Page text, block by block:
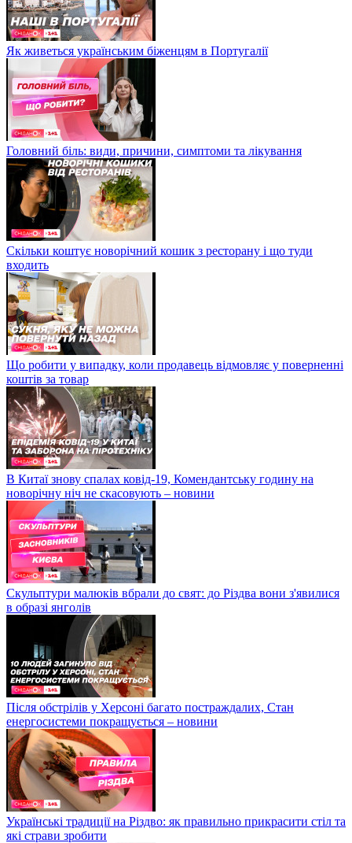
Як живеться українським біженцям в Португалії
Головний біль: види, причини, симптоми та лікування
Скільки коштує новорічний кошик з ресторану і що туди
входить
Що робити у випадку, коли продавець відмовляє у поверненні
коштів за товар
В Китаї знову спалах ковід-19, Комендантську годину на
новорічну ніч не скасовують – новини
Скульптури малюків вбрали до свят: до Різдва вони з'явилися
в образі янголів
Після обстрілів у Херсоні багато постраждалих, Стан
енергосистеми покращується – новини
Українські традиції на Різдво: як правильно прикрасити стіл та
які страви зробити